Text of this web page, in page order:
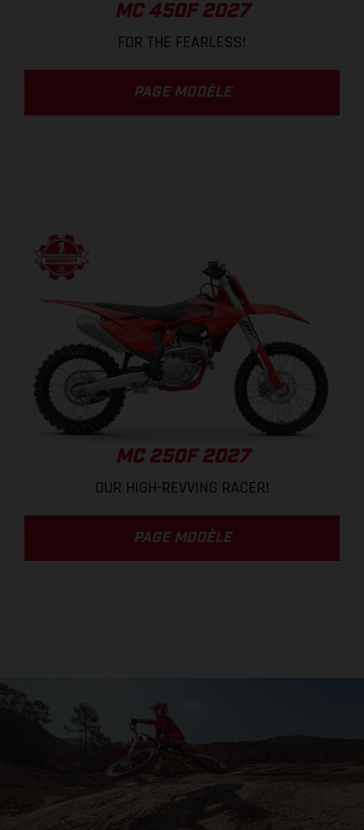
MC 450F 2027
FOR THE FEARLESS!
PAGE MODÈLE
MC 250F 2027
OUR HIGH-REVVING RACER!
PAGE MODÈLE